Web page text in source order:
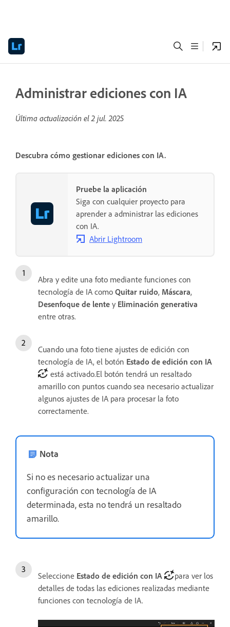
Administrar ediciones con IA
Última actualización el2 jul. 2025
Descubra cómo gestionar ediciones con IA.
Pruebe la aplicación
Siga con cualquier proyecto para
aprender a administrar las ediciones
con IA.
Abrir Lightroom
Abra y edite una foto mediante funciones con
tecnología de IA como Quitar ruido, Máscara,
Desenfoque de lente y Eliminación generativa
entre otras.
Cuando una foto tiene ajustes de edición con
tecnología de IA, el botón Estado de edición con IA
está activado.El botón tendrá un resaltado
amarillo con puntos cuando sea necesario actualizar
algunos ajustes de IA para procesar la foto
correctamente.
Nota
Si no es necesario actualizar una
configuración con tecnología de IA
determinada, esta no tendrá un resaltado
amarillo.
Seleccione Estado de edición con IA
para ver los
detalles de todas las ediciones realizadas mediante
funciones con tecnología de IA.